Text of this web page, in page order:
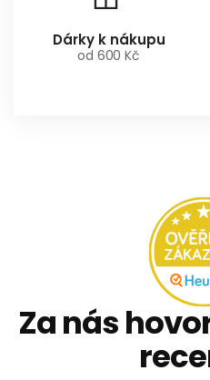
Dárky k nákupu
od 600 Kč
Za nás